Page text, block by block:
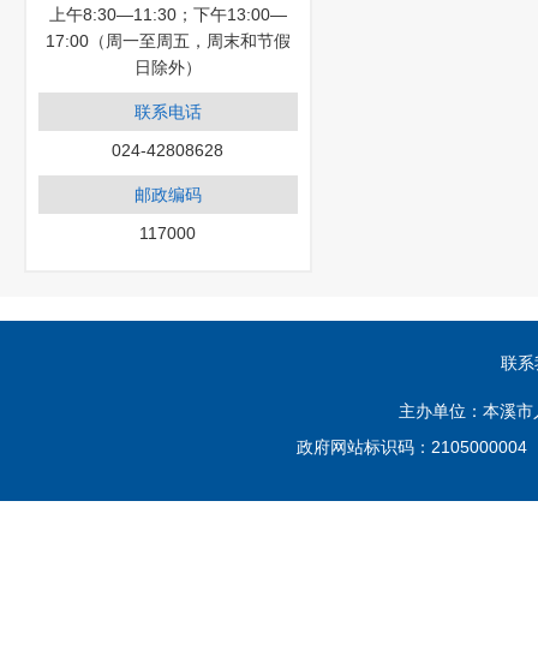
上午8:30—11:30；下午13:00—
17:00（周一至周五，周末和节假
日除外）
联系电话
024-42808628
邮政编码
117000
联系
主办单位：本溪
政府网站标识码：